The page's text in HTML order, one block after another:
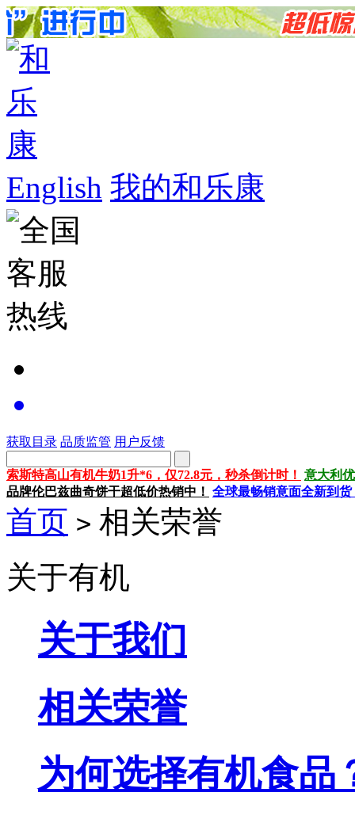
English 我的和乐康
获取目录 品质监管 用户反馈
索斯特高山有机牛奶1升*6，仅72.8元，秒杀倒计时！ 意大利
品牌伦巴兹曲奇饼干超低价热销中！ 全球最畅销意面全新到货
首页 > 相关荣誉
关于有机
关于我们
相关荣誉
为何选择有机食品